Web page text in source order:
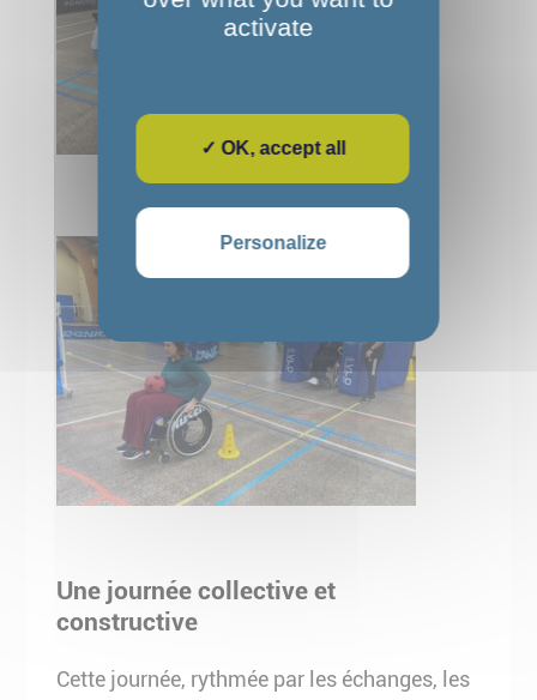
Une journée collective et
constructive
Cette journée, rythmée par les échanges, les
activate
✓ OK, accept all
Personalize